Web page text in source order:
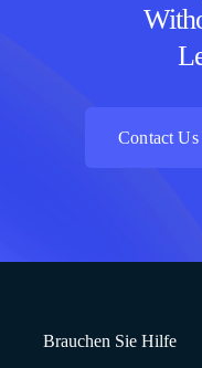
Contact
Brauchen Sie Hilfe